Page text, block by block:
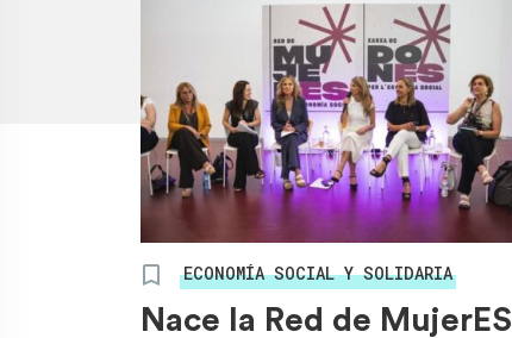
ECONOMÍA SOCIAL Y SOLIDARIA
Nace la Red de MujerES